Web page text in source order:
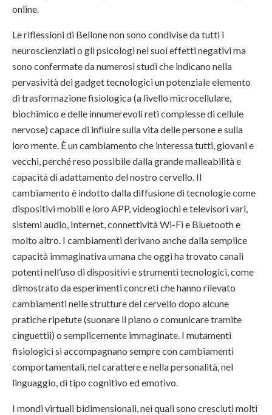
online.
Le riflessioni di Bellone non sono condivise da tutti i
neuroscienziati o gli psicologi nei suoi effetti negativi ma
sono confermate da numerosi studi che indicano nella
pervasività dei gadget tecnologici un potenziale elemento
di trasformazione fisiologica (a livello microcellulare,
biochimico e delle innumerevoli reti complesse di cellule
nervose) capace di influire sulla vita delle persone e sulla
loro mente. È un cambiamento che interessa tutti, giovani e
vecchi, perché reso possibile dalla grande malleabilità e
capacità di adattamento del nostro cervello. Il
cambiamento è indotto dalla diffusione di tecnologie come
dispositivi mobili e loro APP, videogiochi e televisori vari,
sistemi audio, Internet, connettività Wi-Fi e Bluetooth e
molto altro. I cambiamenti derivano anche dalla semplice
capacità immaginativa umana che oggi ha trovato canali
potenti nell’uso di dispositivi e strumenti tecnologici, come
dimostrato da esperimenti concreti che hanno rilevato
cambiamenti nelle strutture del cervello dopo alcune
pratiche ripetute (suonare il piano o comunicare tramite
cinguettii) o semplicemente immaginate. I mutamenti
fisiologici si accompagnano sempre con cambiamenti
comportamentali, nel carattere e nella personalità, nel
linguaggio, di tipo cognitivo ed emotivo.
I mondi virtuali bidimensionali, nei quali sono cresciuti molti